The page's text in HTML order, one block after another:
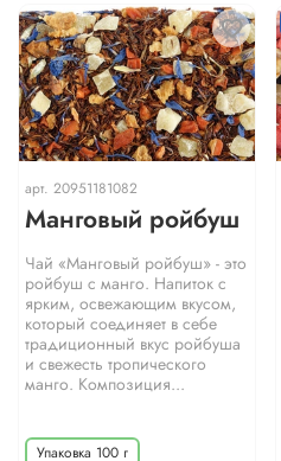
арт. 20951181082
Манговый ройбуш
Чай «Манговый ройбуш» - это
ройбуш с манго. Напиток с
ярким, освежающим вкусом,
который соединяет в себе
традиционный вкус ройбуша
и свежесть тропического
манго. Композиция...
Упаковка 100 г